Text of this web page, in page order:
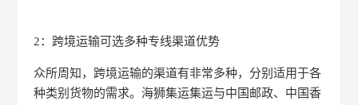
2：跨境运输可选多种专线渠道优势
众所周知，跨境运输的渠道有非常多种，分别适用于各
种类别货物的需求。海狮集运集运与中国邮政、中国香